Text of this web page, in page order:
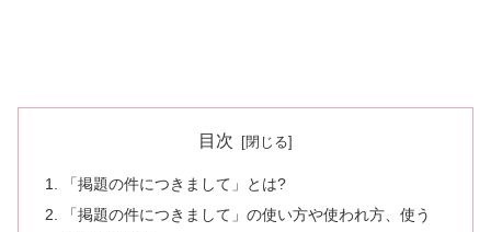
目次
「掲題の件につきまして」とは?
「掲題の件につきまして」の使い方や使われ方、使う